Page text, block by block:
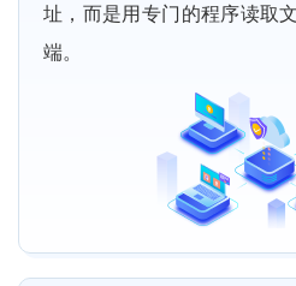
址，而是用专门的程序读取
端。